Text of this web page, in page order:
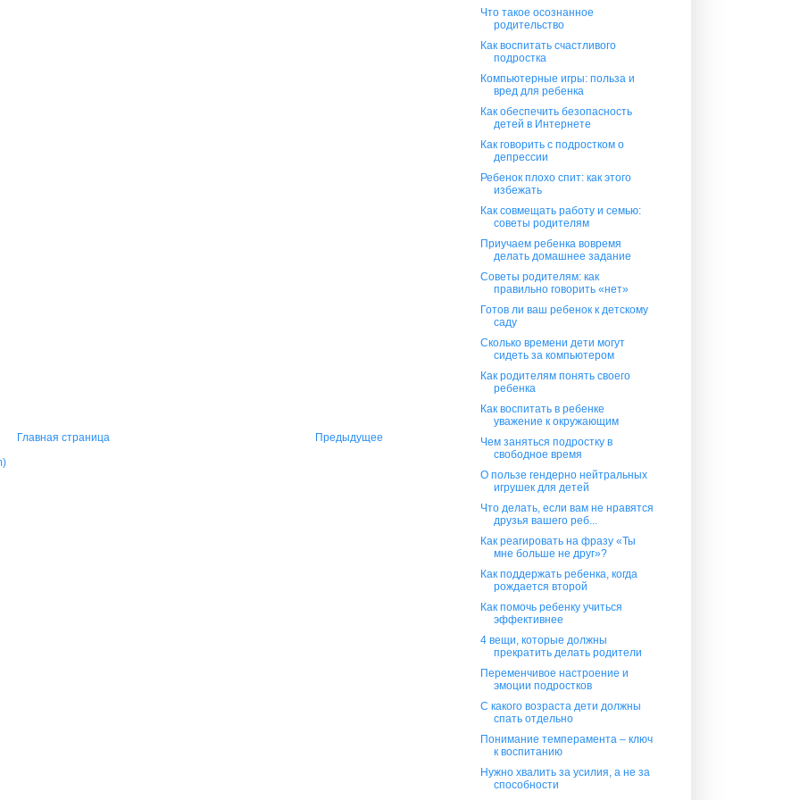
Предыдущее
Главная страница
Что такое осознанное
родительство
Как воспитать счастливого
подростка
Компьютерные игры: польза и
вред для ребенка
Как обеспечить безопасность
детей в Интернете
Как говорить с подростком о
депрессии
Ребенок плохо спит: как этого
избежать
Как совмещать работу и семью:
советы родителям
Приучаем ребенка вовремя
делать домашнее задание
Советы родителям: как
правильно говорить «нет»
Готов ли ваш ребенок к детскому
саду
Сколько времени дети могут
сидеть за компьютером
Как родителям понять своего
ребенка
Как воспитать в ребенке
уважение к окружающим
Чем заняться подростку в
свободное время
О пользе гендерно нейтральных
игрушек для детей
Что делать, если вам не нравятся
друзья вашего реб...
Как реагировать на фразу «Ты
мне больше не друг»?
Как поддержать ребенка, когда
рождается второй
Как помочь ребенку учиться
эффективнее
4 вещи, которые должны
прекратить делать родители
Переменчивое настроение и
эмоции подростков
С какого возраста дети должны
спать отдельно
Понимание темперамента – ключ
к воспитанию
Нужно хвалить за усилия, а не за
способности